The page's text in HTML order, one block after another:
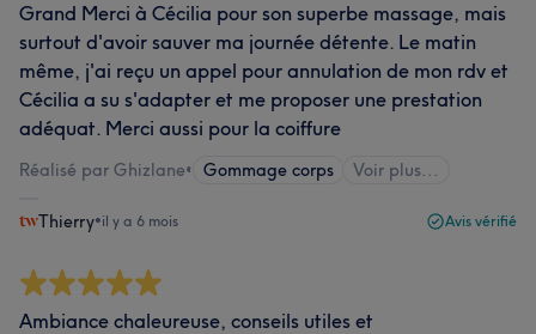
Grand Merci à Cécilia pour son superbe massage, mais
surtout d'avoir sauver ma journée détente. Le matin
même, j'ai reçu un appel pour annulation de mon rdv et
Cécilia a su s'adapter et me proposer une prestation
adéquat. Merci aussi pour la coiffure
Réalisé par Ghizlane• Gommage corps Voir plus...
Thierry•il y a 6 mois Avis vérifié
Ambiance chaleureuse, conseils utiles et